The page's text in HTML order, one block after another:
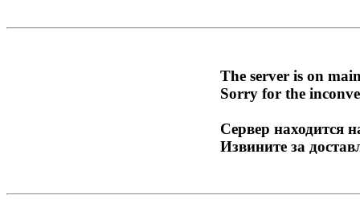
The server is on
Sorry for the
Сервер находится
Извините за